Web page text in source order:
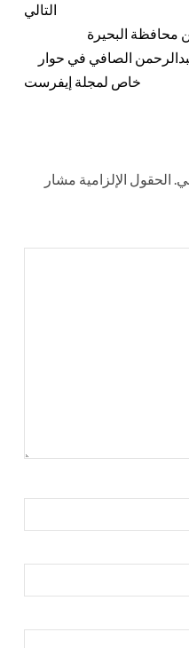
التالي
محافظة البحيرة
الصافي في حوار
خاص لمجلة إيفرست
الحقول الإلزامية مشار